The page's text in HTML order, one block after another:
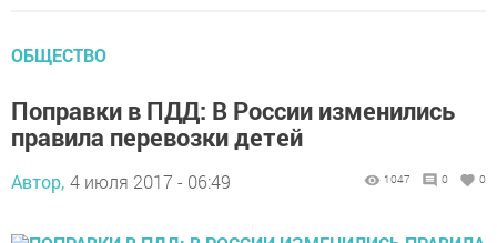
ОБЩЕСТВО
Поправки в ПДД: В России изменились
правила перевозки детей
Автор, 4 июля 2017 - 06:49 1047 0 0